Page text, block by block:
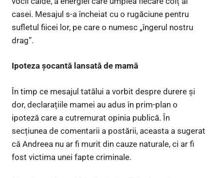
casei. Mesajul s-a încheiat cu o rugăciune pentru
sufletul fiicei lor, pe care o numesc „îngerul nostru
drag”.
Ipoteza șocantă lansată de mamă
În timp ce mesajul tatălui a vorbit despre durere și
dor, declarațiile mamei au adus în prim-plan o
ipoteză care a cutremurat opinia publică. În
secțiunea de comentarii a postării, aceasta a sugerat
că Andreea nu ar fi murit din cauze naturale, ci ar fi
fost victima unei fapte criminale.